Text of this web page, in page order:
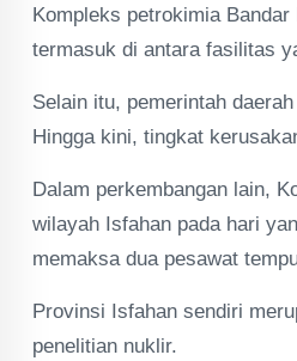
Kompleks petrokimia
termasuk di antara fasilitas
Selain itu, pemerintah
Hingga kini, tingkat
Dalam perkembangan lain,
wilayah Isfahan pada hari
memaksa dua pesawat
Provinsi Isfahan sendiri
penelitian nuklir.